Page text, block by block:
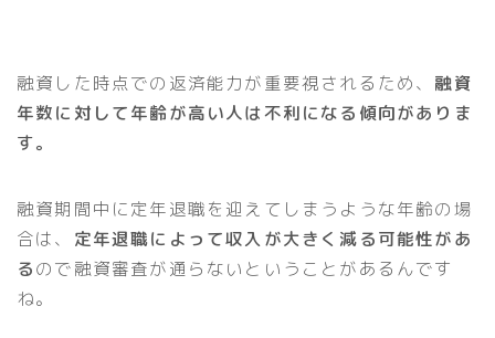
融資した時点での返済能力が重要視されるため、 融資
年数に対して年齢が高い人は不利になる傾向がありま
す。
融資期間中に定年退職を迎えてしまうような年齢の場
合は、 定年退職によって収入が大きく減る可能性があ
るので融資審査が通らないということがあるんです
ね。